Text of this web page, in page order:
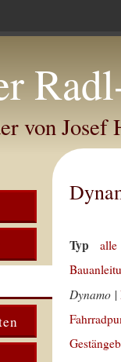
von Josef
Typ alle
Dynamo |